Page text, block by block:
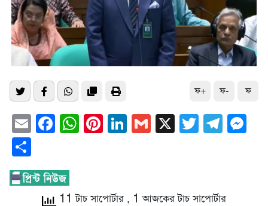
ফ+ ফ- ফ
EmailFacebook
WhatsApp
Pinterest
LinkedIn
Gmail
X Twitter
11 টাচ সাপোর্টার , 1 আজকের টাচ সাপোর্টার